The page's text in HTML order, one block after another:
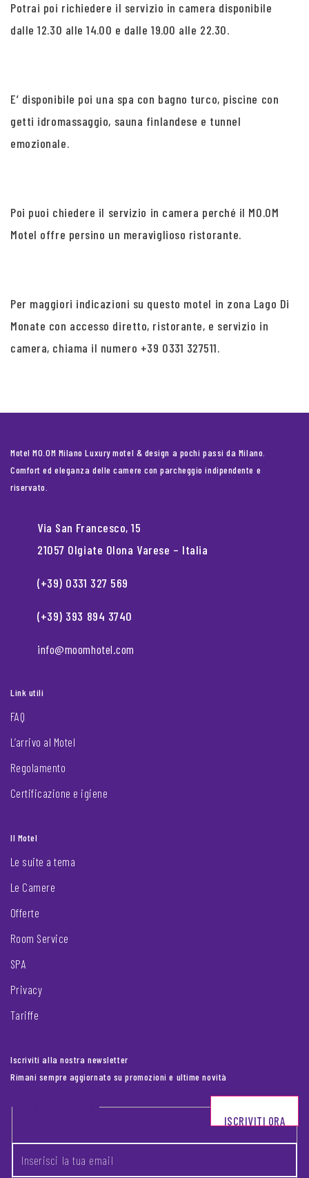
Potrai poi richiedere il servizio in camera disponibile
dalle 12.30 alle 14.00 e dalle 19.00 alle 22.30.
E’ disponibile poi una spa con bagno turco, piscine con
getti idromassaggio, sauna finlandese e tunnel
emozionale.
Poi puoi chiedere il servizio in camera perché il MO.OM
Motel offre persino un meraviglioso ristorante.
Per maggiori indicazioni su questo motel in zona Lago Di
Monate con accesso diretto, ristorante, e servizio in
camera, chiama il numero +39 0331 327511.
Motel MO.OM Milano Luxury motel & design a pochi passi da Milano.
Comfort ed eleganza delle camere con parcheggio indipendente e
riservato.
Via San Francesco, 15
21057 Olgiate Olona Varese – Italia
(+39) 0331 327 569
(+39) 393 894 3740
info@moomhotel.com
Link utili
FAQ
L’arrivo al Motel
Regolamento
Certificazione e igiene
Il Motel
Le suite a tema
Le Camere
Offerte
Room Service
SPA
Privacy
Tariffe
Iscriviti alla nostra newsletter
Rimani sempre aggiornato su promozioni e ultime novità
Footer newsletter
ISCRIVITI ORA